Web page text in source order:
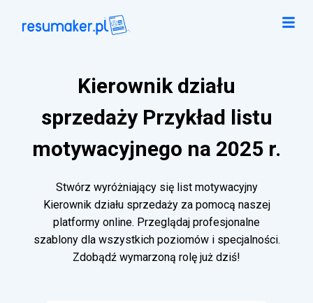
Kierownik działu
sprzedaży Przykład listu
motywacyjnego na 2025 r.
Stwórz wyróżniający się list motywacyjny
Kierownik działu sprzedaży za pomocą naszej
platformy online. Przeglądaj profesjonalne
szablony dla wszystkich poziomów i specjalności.
Zdobądź wymarzoną rolę już dziś!